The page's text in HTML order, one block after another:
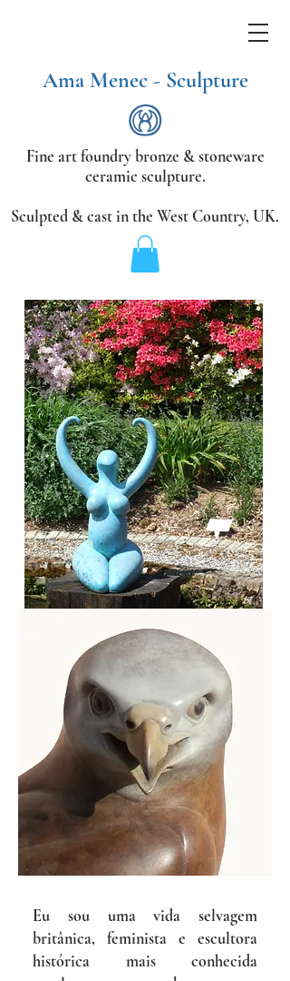
Fine art foundry bronze &stoneware
ceramic sculpture.
Sculpted & cast in the West Country, UK.
Ama Menec - Sculpture
Eu sou uma vida selvagem
britânica, feminista e escultora
histórica mais conhecida